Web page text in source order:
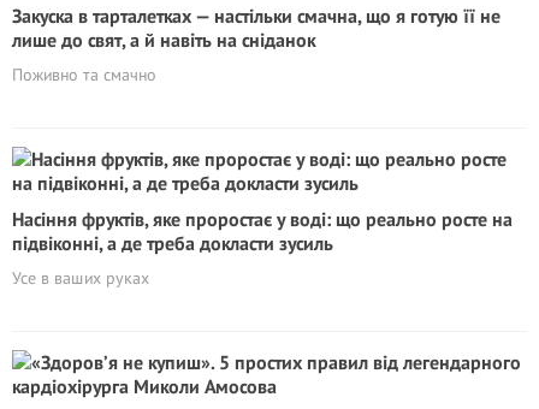
Закуска в тарталетках — настільки смачна, що я готую її не
лише до свят, а й навіть на сніданок
Поживно та смачно
Насіння фруктів, яке проростає у воді: що реально росте на
підвіконні, а де треба докласти зусиль
Усе в ваших руках